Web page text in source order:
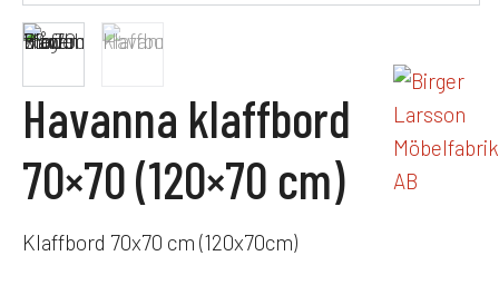
Havanna klaffbord
70×70 (120×70 cm)
Klaffbord 70x70 cm (120x70cm)